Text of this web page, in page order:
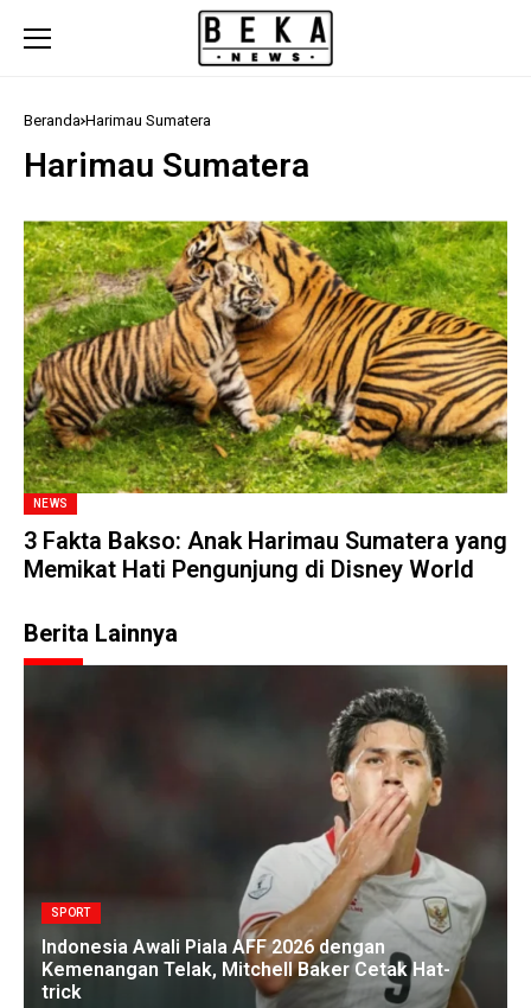
Beranda Harimau Sumatera
Harimau Sumatera
NEWS
3 Fakta Bakso: Anak Harimau Sumatera yang
Memikat Hati Pengunjung di Disney World
Berita Lainnya
SPORT
Indonesia Awali Piala AFF 2026 dengan
Kemenangan Telak, Mitchell Baker Cetak Hat-
trick